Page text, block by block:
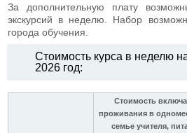
За дополнительную плату
экскурсий в неделю. Набор
города обучения.
Стоимость курса в неделю
2026 год:
Стоимость
проживания в
семье учителя,